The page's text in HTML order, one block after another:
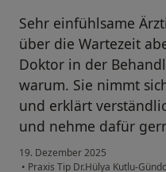
Sehr einfühlsame
über die Wartezeit
Doktor in der
warum. Sie nimmt
und erklärt
und nehme dafür
19. Dezember 2025
• Praxis Tip Dr.Hülya Kutlu-